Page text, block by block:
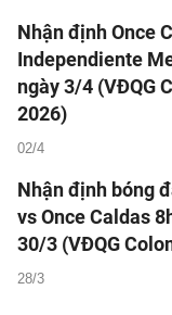
Nhận định Once
Independiente
ngày 3/4 (VĐQG
2026)
02/4
Nhận định bóng
vs Once Caldas
30/3 (VĐQG
28/3